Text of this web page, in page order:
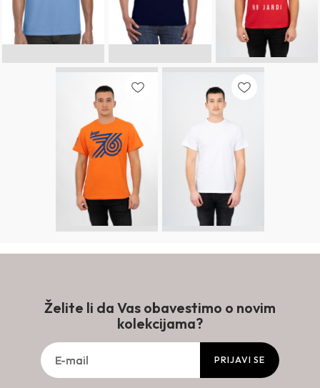
Želite li da Vas obavestimo o novim
kolekcijama?
PRIJAVI SE